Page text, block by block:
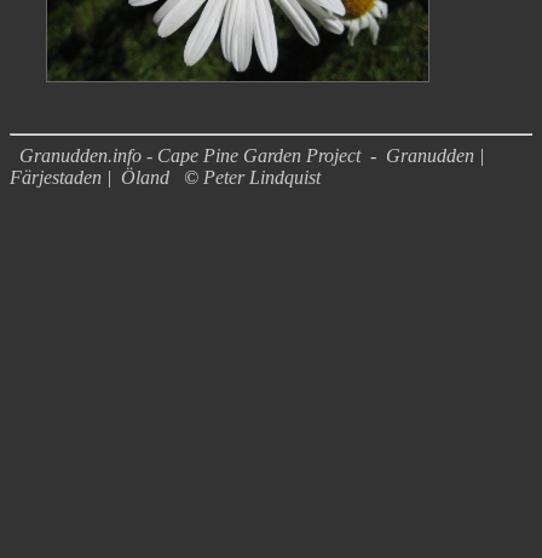
Granudden.info - Cape Pine Garden Project - Granudden |
Färjestaden | Öland © Peter Lindquist